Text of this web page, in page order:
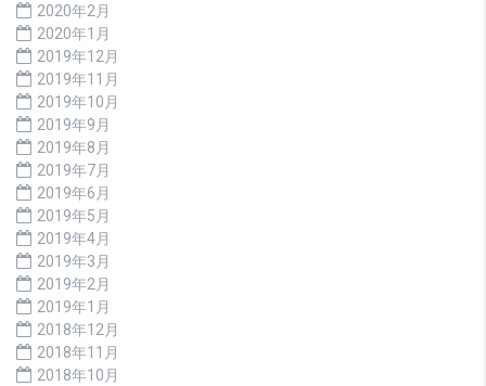
2020年2月
2020年1月
2019年12月
2019年11月
2019年10月
2019年9月
2019年8月
2019年7月
2019年6月
2019年5月
2019年4月
2019年3月
2019年2月
2019年1月
2018年12月
2018年11月
2018年10月